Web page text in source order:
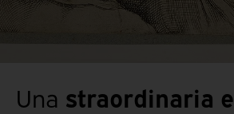
Una straordinaria e